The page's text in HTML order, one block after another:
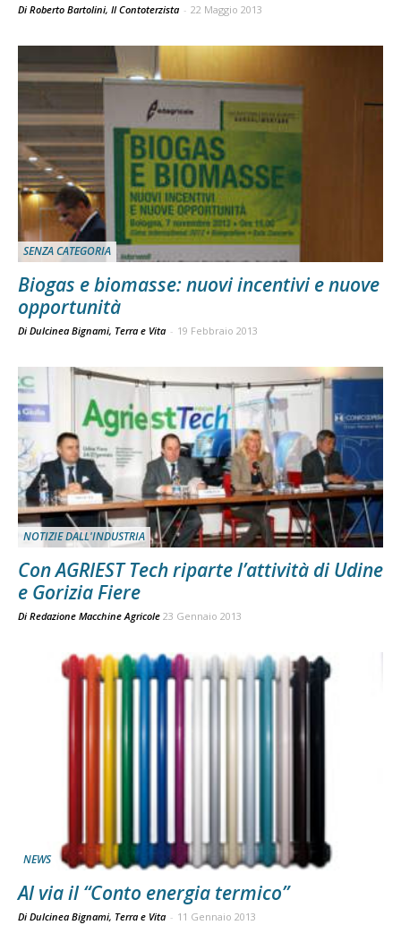
Di Roberto Bartolini, Il Contoterzista - 22 Maggio 2013
SENZA CATEGORIA
Biogas e biomasse: nuovi incentivi e nuove
opportunità
Di Dulcinea Bignami, Terra e Vita - 19 Febbraio 2013
NOTIZIE DALL'INDUSTRIA
Con AGRIEST Tech riparte l’attività di Udine
e Gorizia Fiere
Di Redazione Macchine Agricole 23 Gennaio 2013
NEWS
Al via il “Conto energia termico”
Di Dulcinea Bignami, Terra e Vita - 11 Gennaio 2013